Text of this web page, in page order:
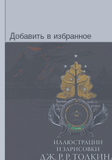
Добавить в избранное